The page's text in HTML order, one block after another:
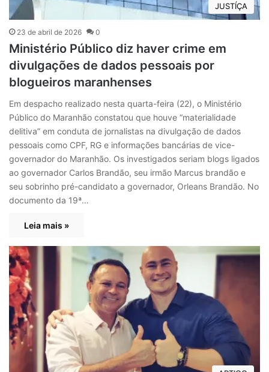
JUSTÍÇA
23 de abril de 2026 0
Ministério Público diz haver crime em
divulgações de dados pessoais por
blogueiros maranhenses
Em despacho realizado nesta quarta-feira (22), o Ministério
Público do Maranhão constatou que houve “materialidade
delitiva” em conduta de jornalistas na divulgação de dados
pessoais como CPF, RG e informações bancárias de vice-
governador do Maranhão. Os investigados seriam blogs ligados
ao governador Carlos Brandão, seu irmão Marcus brandão e
seu sobrinho pré-candidato a governador, Orleans Brandão. No
documento da 19ª…
Leia mais »